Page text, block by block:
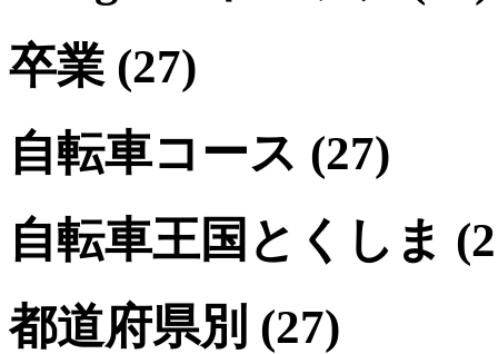
卒業 (27)
自転車コース (27)
自転車王国とくしま
都道府県別 (27)